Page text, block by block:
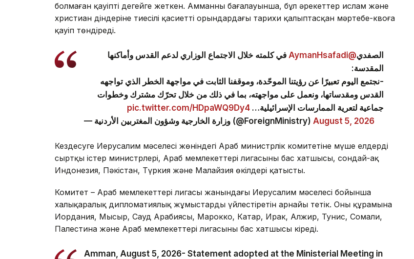
болмаған қауіпті деңгейге жеткен. Амманның бағалауынша, бұл әрекеттер ислам және
христиан діндеріне тиесілі қасиетті орындардағы тарихи қалыптасқан мәртебе-квоға
қауіп төндіреді.
الصفدي@AymanHsafadi
في كلمته خلال الاجتماع الوزاري لدعم القدس وأماكنها
المقدسة:
-نجتمع اليوم تعبيرًا عن رؤيتنا الموحّدة، وموقفنا الثابت في مواجهة الخطر الذي تواجهه
القدس ومقدساتها، ونعمل على مواجهته، بما في ذلك من خلال تحرّك مشترك وخطوات
جماعية لتعرية الممارسات الإسرائيلية… pic.twitter.com/HDpaWQ9Dy4
— وزارة الخارجية وشؤون المغتربين الأردنية (@ForeignMinistry) August 5, 2026
Кездесуге Иерусалим мәселесі жөніндегі Араб министрлік комитетіне мүше елдердің
сыртқы істер министрлері, Араб мемлекеттері лигасының бас хатшысы, сондай-ақ
Индонезия, Пәкістан, Түркия және Малайзия өкілдері қатысты.
Комитет – Араб мемлекеттері лигасы жанындағы Иерусалим мәселесі бойынша
халықаралық дипломатиялық жұмыстарды үйлестіретін арнайы тетік. Оның құрамына
Иордания, Мысыр, Сауд Арабиясы, Марокко, Катар, Ирак, Алжир, Тунис, Сомали,
Палестина және Араб мемлекеттері лигасының бас хатшысы кіреді.
Amman, August 5, 2026- Statement adopted at the Ministerial Meeting in